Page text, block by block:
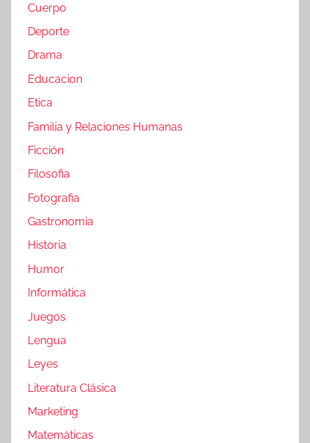
Cuerpo
Deporte
Drama
Educacion
Etica
Familia y Relaciones Humanas
Ficción
Filosofia
Fotografia
Gastronomia
Historia
Humor
Informática
Juegos
Lengua
Leyes
Literatura Clásica
Marketing
Matemáticas